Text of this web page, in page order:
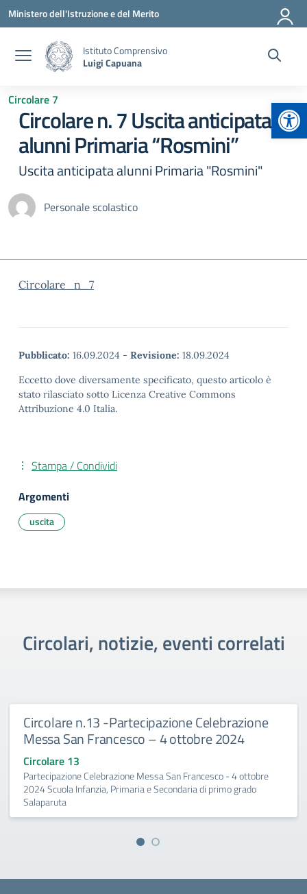
Vai ai contenuti
Vai al menu di navigazione
Vai al footer
Ministero dell'Istruzione e del Merito
Istituto Comprensivo
Luigi Capuana
Circolare 7
Circolare n. 7 Uscita anticipata
alunni Primaria “Rosmini”
Uscita anticipata alunni Primaria "Rosmini"
Personale scolastico
Circolare_n_7
Pubblicato: 16.09.2024 - Revisione: 18.09.2024
Eccetto dove diversamente specificato, questo articolo è
stato rilasciato sotto Licenza Creative Commons
Attribuzione 4.0 Italia.
Stampa / Condividi
Argomenti
uscita
Circolari, notizie, eventi correlati
Circolare n.13 -Partecipazione Celebrazione
Messa San Francesco – 4 ottobre 2024
Circolare 13
Partecipazione Celebrazione Messa San Francesco - 4 ottobre
2024 Scuola Infanzia, Primaria e Secondaria di primo grado
Salaparuta